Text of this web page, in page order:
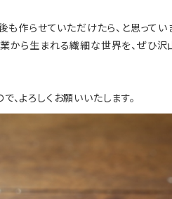
も作らせていただけたら、と思ってい
から生まれる繊細な世界を、ぜひ沢
よろしくお願いいたします。